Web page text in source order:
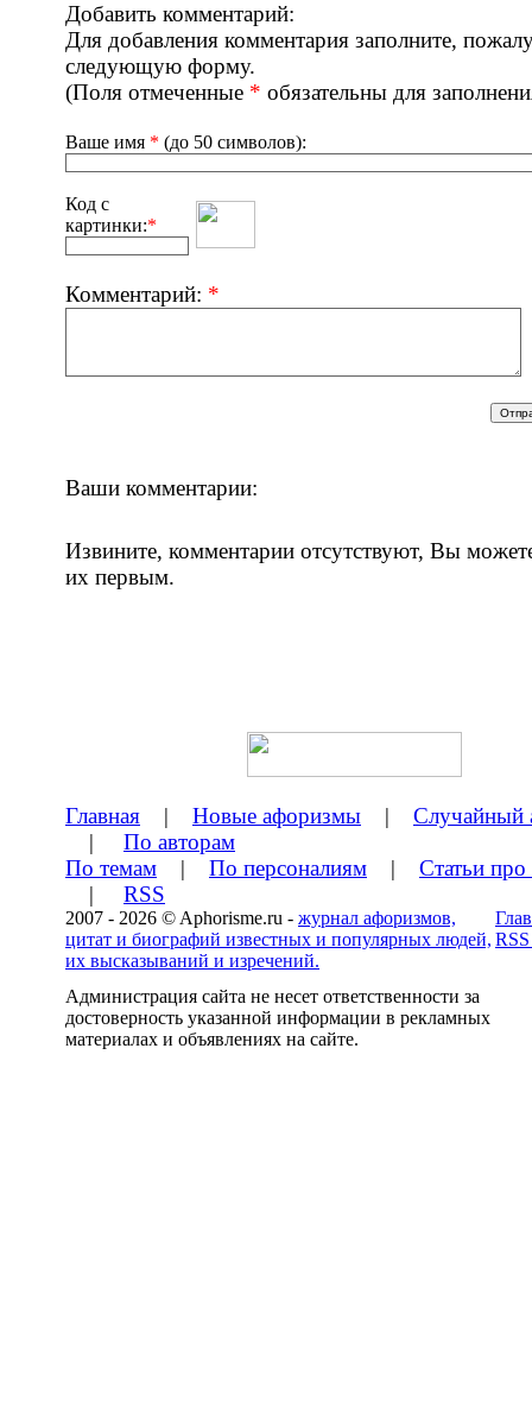
Добавить комментарий:
Для добавления комментария заполните,
следующую форму.
(Поля отмеченные * обязательны для
Ваше имя * (до 50 символов):
Код с
картинки:*
Комментарий: *
Ваши комментарии:
Извините, комментарии отсутствуют, Вы
их первым.
Главная | Новые афоризмы | Случайный
| По авторам
По темам | По персоналиям | Статьи
| RSS
2007 - 2026 © Aphorisme.ru - журнал афоризмов,
цитат и биографий известных и популярных людей,
их высказываний и изречений.
Администрация сайта не несет ответственности за
достоверность указанной информации в рекламных
материалах и объявлениях на сайте.